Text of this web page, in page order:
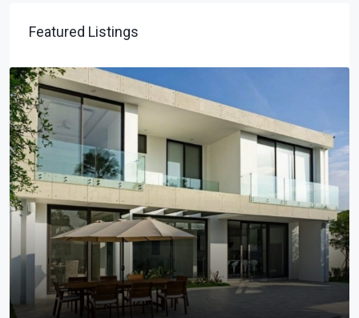
Featured Listings